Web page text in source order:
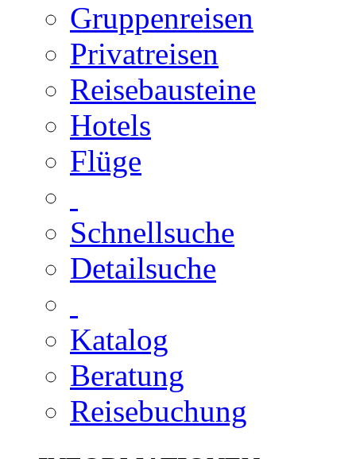
Gruppenreisen
Privatreisen
Reisebausteine
Hotels
Flüge
Schnellsuche
Detailsuche
Katalog
Beratung
Reisebuchung